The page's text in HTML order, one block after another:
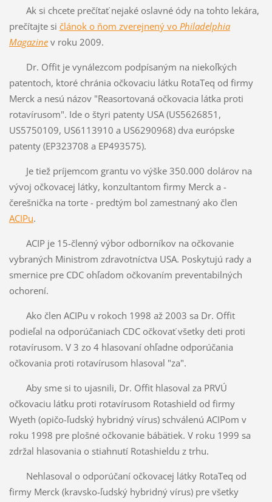
Ak si chcete prečítať nejaké oslavné ódy na tohto lekára,
prečítajte si článok o ňom zverejnený vo Philadelphia
Magazinev roku 2009.
Dr. Offit je vynálezcom podpísaným na niekoľkých
patentoch, ktoré chránia očkovaciu látku RotaTeq od firmy
Merck a nesú názov "Reasortovaná očkovacia látka proti
rotavírusom". Ide o štyri patenty USA (US5626851,
US5750109, US6113910 a US6290968) dva európske
patenty (EP323708 a EP493575).
Je tiež príjemcom grantu vo výške 350.000 dolárov na
vývoj očkovacej látky, konzultantom firmy Merck a -
čerešnička na torte - predtým bol zamestnaný ako člen
ACIPu.
ACIP je 15-členný výbor odborníkov na očkovanie
vybraných Ministrom zdravotníctva USA. Poskytujú rady a
smernice pre CDC ohľadom očkovaním preventabilných
ochorení.
Ako člen ACIPu v rokoch 1998 až 2003 sa Dr. Offit
podieľal na odporúčaniach CDC očkovať všetky deti proti
rotavírusom. V 3 zo 4 hlasovaní ohľadne odporúčania
očkovania proti rotavírusom hlasoval "za".
Aby sme si to ujasnili, Dr. Offit hlasoval za PRVÚ
očkovaciu látku proti rotavírusom Rotashield od firmy
Wyeth (opičo-ľudský hybridný vírus) schválenú ACIPom v
roku 1998 pre plošné očkovanie bábätiek. V roku 1999 sa
zdržal hlasovania o stiahnutí Rotashieldu z trhu.
Nehlasoval o odporúčaní očkovacej látky RotaTeq od
firmy Merck (kravsko-ľudský hybridný vírus) pre všetky